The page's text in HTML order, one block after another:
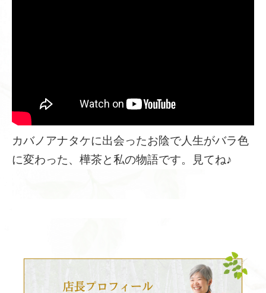
カバノアナタケに出会ったお陰で人生がバラ色
に変わった、樺茶と私の物語です。見てね♪